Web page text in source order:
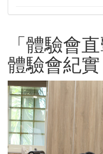
「體驗會
體驗會紀實